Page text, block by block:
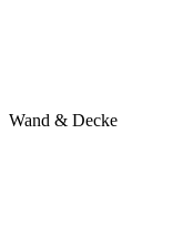
Wand & Decke